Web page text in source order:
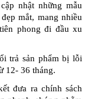
nhật những mẫu
mắt, mang nhiều
phong đi đầu xu
trả sản phẩm bị lỗi
12- 36 tháng.
đưa ra chính sách